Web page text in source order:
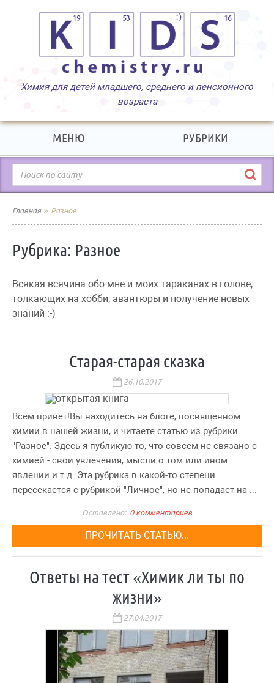
МЕНЮ РУБРИКИ
Главная» Разное
Рубрика: Разное
Всякая всячина обо мне и моих тараканах в голове,
толкающих на хобби, авантюры и получение новых
знаний :-)
Старая-старая сказка
26.10.2017
Всем привет!Вы находитесь на блоге, посвященном
химии в нашей жизни, и читаете статью из рубрики
"Разное". Здесь я публикую то, что совсем не связано с
химией - свои увлечения, мысли о том или ином
явлении и т.д. Эта рубрика в какой-то степени
пересекается с рубрикой "Личное", но не попадает на ...
0 комментариев
ПРОЧИТАТЬ СТАТЬЮ...
Ответы на тест «Химик ли ты по
жизни»
27.04.2017